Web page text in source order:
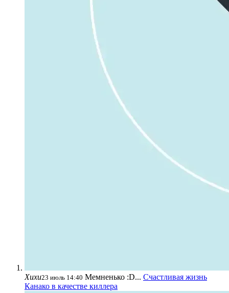
Хихи23 июль 14:40 Мемненько :D... Счастливая жизнь
Канако в качестве киллера